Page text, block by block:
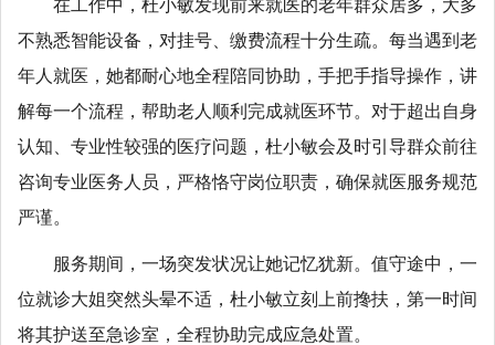
在工作中，杜小敏发现前来就医的老年群众居多，大多
不熟悉智能设备，对挂号、缴费流程十分生疏。每当遇到老
年人就医，她都耐心地全程陪同协助，手把手指导操作，讲
解每一个流程，帮助老人顺利完成就医环节。对于超出自身
认知、专业性较强的医疗问题，杜小敏会及时引导群众前往
咨询专业医务人员，严格恪守岗位职责，确保就医服务规范
严谨。
服务期间，一场突发状况让她记忆犹新。值守途中，一
位就诊大姐突然头晕不适，杜小敏立刻上前搀扶，第一时间
将其护送至急诊室，全程协助完成应急处置。